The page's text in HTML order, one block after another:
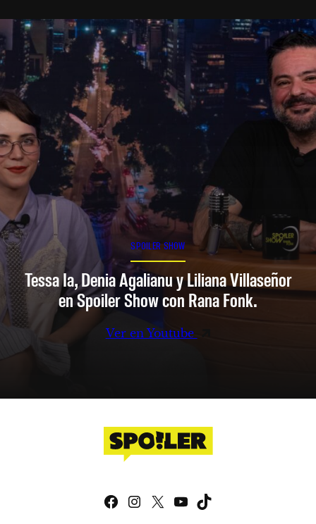
SPOILER SHOW
Tessa Ia, Denia Agalianu y Liliana Villaseñor
en Spoiler Show con Rana Fonk.
Ver en Youtube
Facebook
Instagram
X YouTube